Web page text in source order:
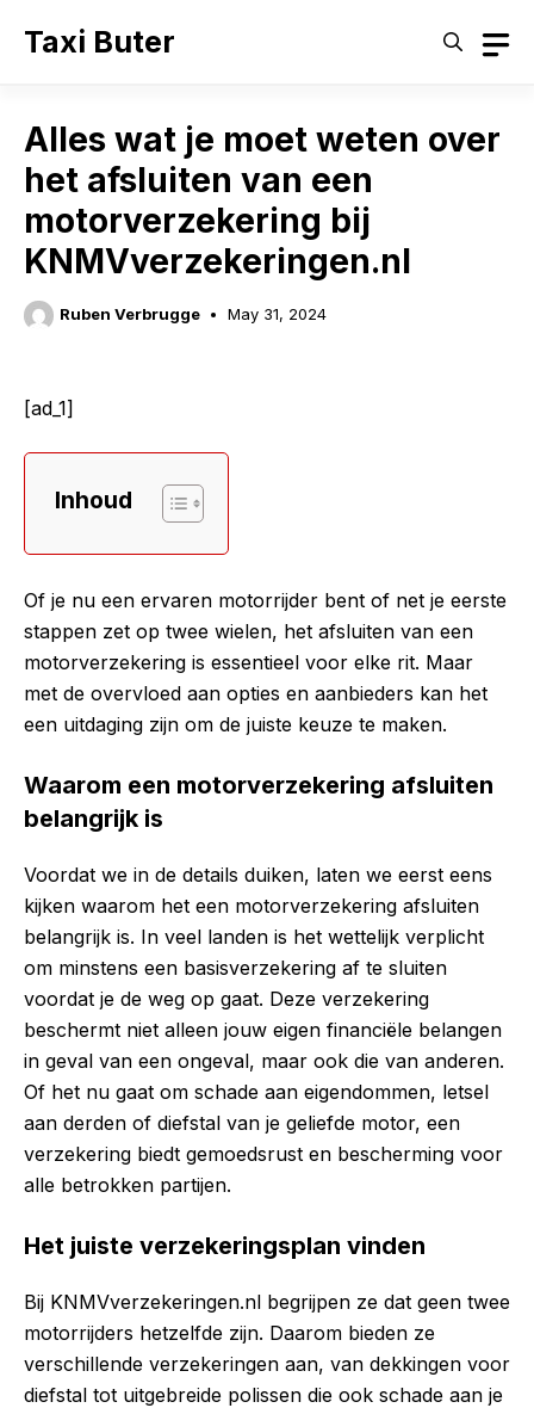
Taxi Buter
Alles wat je moet weten over
het afsluiten van een
motorverzekering bij
KNMVverzekeringen.nl
Ruben Verbrugge May 31, 2024
[ad_1]
Inhoud
Of je nu een ervaren motorrijder bent of net je eerste
stappen zet op twee wielen, het afsluiten van een
motorverzekering is essentieel voor elke rit. Maar
met de overvloed aan opties en aanbieders kan het
een uitdaging zijn om de juiste keuze te maken.
Waarom een motorverzekering afsluiten
belangrijk is
Voordat we in de details duiken, laten we eerst eens
kijken waarom het een motorverzekering afsluiten
belangrijk is. In veel landen is het wettelijk verplicht
om minstens een basisverzekering af te sluiten
voordat je de weg op gaat. Deze verzekering
beschermt niet alleen jouw eigen financiële belangen
in geval van een ongeval, maar ook die van anderen.
Of het nu gaat om schade aan eigendommen, letsel
aan derden of diefstal van je geliefde motor, een
verzekering biedt gemoedsrust en bescherming voor
alle betrokken partijen.
Het juiste verzekeringsplan vinden
Bij KNMVverzekeringen.nl begrijpen ze dat geen twee
motorrijders hetzelfde zijn. Daarom bieden ze
verschillende verzekeringen aan, van dekkingen voor
diefstal tot uitgebreide polissen die ook schade aan je